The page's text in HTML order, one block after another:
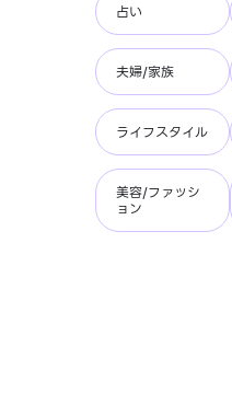
占い
夫婦/家族
ライフスタイル
美容/ファッシ
ョン